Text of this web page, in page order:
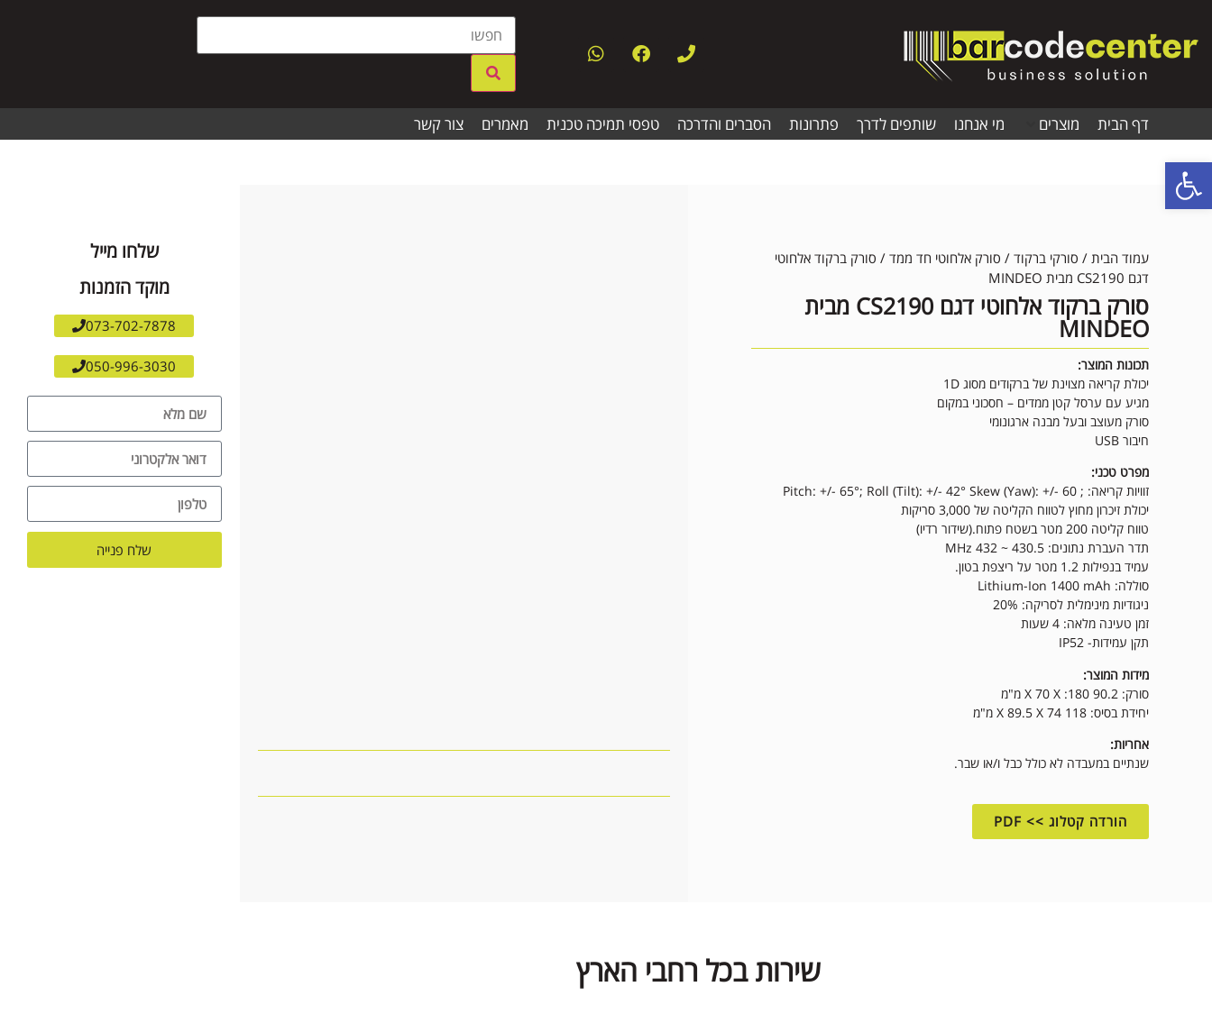
דף הבית מוצרים מי אנחנו שותפים לדרך פתרונות הסברים והדרכה טפסי תמיכה טכנית מאמרים צור קשר
עמוד הבית / סורקי ברקוד / סורק אלחוטי חד ממד / סורק ברקוד אלחוטי
דגם CS2190 מבית MINDEO
סורק ברקוד אלחוטי דגם CS2190 מבית
MINDEO
תכונות המוצר:
יכולת קריאה מצוינת של ברקודים מסוג 1D
מגיע עם ערסל קטן ממדים – חסכוני במקום
סורק מעוצב ובעל מבנה ארגונומי
חיבור USB
מפרט טכני:
זוויות קריאה: ; Pitch: +/- 65°; Roll (Tilt): +/- 42° Skew (Yaw): +/- 60
יכולת זיכרון מחוץ לטווח הקליטה של 3,000 סריקות
טווח קליטה 200 מטר בשטח פתוח.(שידור רדיו)
תדר העברת נתונים: 430.5 ~ 432 MHz
עמיד בנפילות 1.2 מטר על ריצפת בטון.
סוללה: Lithium-Ion 1400 mAh
ניגודיות מינימלית לסריקה: 20%
זמן טעינה מלאה: 4 שעות
תקן עמידות- IP52
מידות המוצר:
סורק: 90.2 X 70 X :180 מ"מ
יחידת בסיס: 118 X 89.5 X 74 מ"מ
אחריות:
שנתיים במעבדה לא כולל כבל ו/או שבר.
הורדה קטלוג >> PDF
שלחו מייל
מוקד הזמנות
073-702-7878
050-996-3030
שלח פנייה
שירות בכל רחבי הארץ
פתח סרגל נגישות